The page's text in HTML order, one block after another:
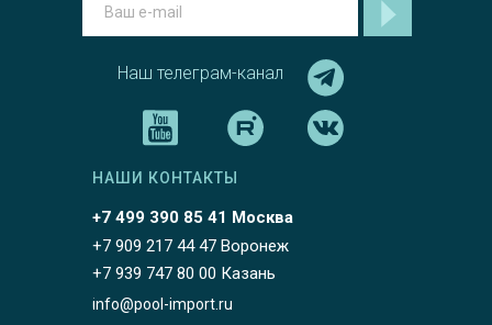
Наш телеграм-канал
+7 499 390 85 41 Москва
НАШИ КОНТАКТЫ
+7 909 217 44 47 Воронеж
+7 939 747 80 00 Казань
info@pool-import.ru